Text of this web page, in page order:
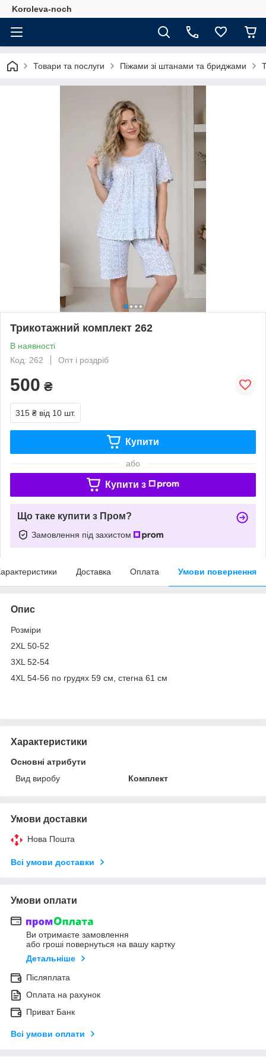
Koroleva-noch
Товари та послуги Піжами зі штанами та бриджами
Трикотажний комплект 262
В наявності
Код: 262
Опт і роздріб
500 ₴
315 ₴ від 10 шт.
Купити
або
Купити з
Що таке купити з Пром?
Замовлення під захистом
Доставка Оплата Умови повернення
Опис
Розміри
2XL 50-52
3XL 52-54
4XL 54-56 по грудях 59 см, стегна 61 см
Характеристики
Основні атрибути
Вид виробу
Комплект
Умови доставки
Нова Пошта
Всі умови доставки
Умови оплати
Ви отримаєте замовлення
або гроші повернуться на вашу картку
Детальніше
Післяплата
Оплата на рахунок
Приват Банк
Всі умови оплати